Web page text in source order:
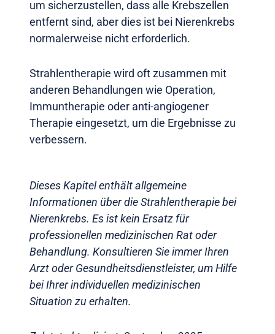
um sicherzustellen, dass alle Krebszellen
entfernt sind, aber dies ist bei Nierenkrebs
normalerweise nicht erforderlich.
Strahlentherapie wird oft zusammen mit
anderen Behandlungen wie Operation,
Immuntherapie oder anti-angiogener
Therapie eingesetzt, um die Ergebnisse zu
verbessern.
Dieses Kapitel enthält allgemeine
Informationen über die Strahlentherapie bei
Nierenkrebs. Es ist kein Ersatz für
professionellen medizinischen Rat oder
Behandlung. Konsultieren Sie immer Ihren
Arzt oder Gesundheitsdienstleister, um Hilfe
bei Ihrer individuellen medizinischen
Situation zu erhalten.